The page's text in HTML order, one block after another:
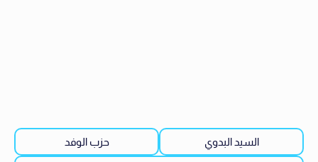
السيد البدوي حزب الوفد